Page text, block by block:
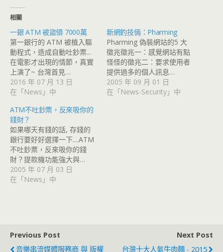
相關
一銀 ATM 被盜領 7000萬
第一銀行的 ATM 被植入驅
動程式，造成自動吐鈔票...
在電影才出現的情節，真實
上演了~ 台灣首見…
2016 年 07 月 13 日
在「News」中
新網釣技倆：Pharming
Pharming 偽裝網站的5 大
徵兆徵兆一：感覺網站有點
怪怪的徵兆二：要求使用者
提供過多的個人訊息…
2005 年 09 月 01 日
在「News-Security」中
ATM不吐鈔票，反來吸你的
錢財？
如果哪天有錢的話, 存錢的
銀行要好好選擇一下....ATM
不吐鈔票，反來吸你的錢
財？提款機功能強大與…
2005 年 07 月 03 日
在「News」中
Previous Post
音樂串流媒體服務商 與 版權
Next Post
台灣十大人氣牛肉麵 - 2015